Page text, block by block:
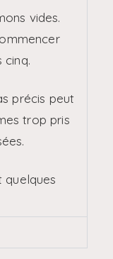
vides.
cinq.
précis peut
trop pris
quelques